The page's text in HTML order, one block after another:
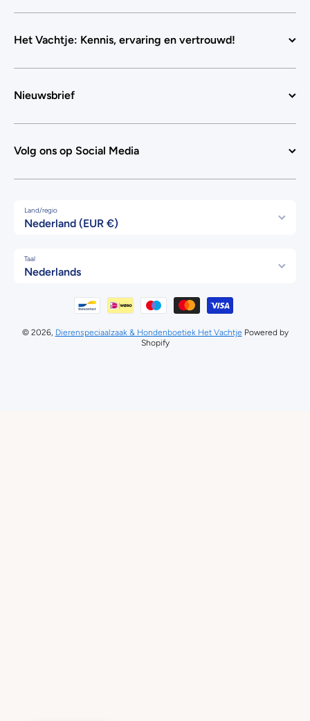
Het Vachtje: Kennis, ervaring en vertrouwd!
Nieuwsbrief
Volg ons op Social Media
Land/regio
Nederland (EUR €)
Taal
Nederlands
Betaalmethodes
© 2026, Dierenspeciaalzaak & Hondenboetiek Het Vachtje Powered by
Shopify